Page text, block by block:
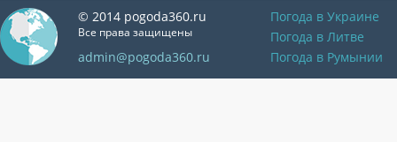
© 2014 pogoda360.ru
Все права защищены
admin@pogoda360.ru
Погода в Украине
Погода в Литве
Погода в Румынии